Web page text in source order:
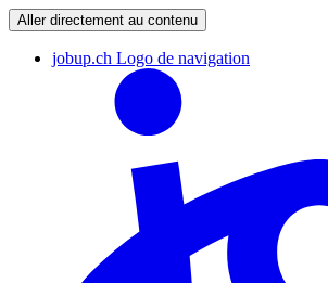
Aller directement au contenu
jobup.ch Logo de navigation